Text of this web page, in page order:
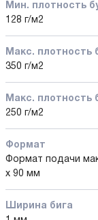
Мин. плотность
128 г/м2
Макс. плотность
350 г/м2
Макс. плотность
250 г/м2
Формат
Формат подачи
х 90 мм
Ширина бига